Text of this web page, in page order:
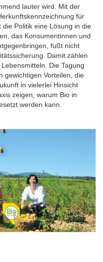
lauter wird. Mit der
für
Politik eine Lösung in die
das Konsumentinnen und
fußt nicht
Damit zählen
Die Tagung
gewichtigen Vorteilen, die
in vielerlei Hinsicht
zeigen, warum Bio in
werden kann.